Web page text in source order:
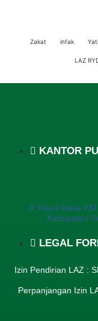
Zakat infak
LAZ
KANTOR
Jl. Raya Mauk
Kabupaten
LEGAL
Izin Pendirian LAZ :
Perpanjangan Izin